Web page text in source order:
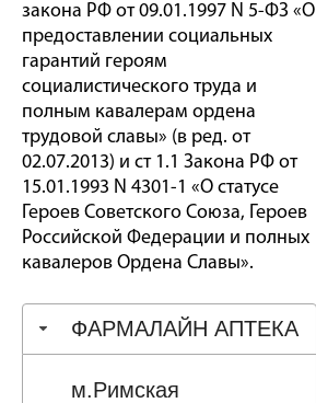
закона РФ от 09.01.1997 N 5-ФЗ «О
предоставлении социальных
гарантий героям
социалистического труда и
полным кавалерам ордена
трудовой славы» (в ред. от
02.07.2013) и ст 1.1 Закона РФ от
15.01.1993 N 4301-1 «О статусе
Героев Советского Союза, Героев
Российской Федерации и полных
кавалеров Ордена Славы».
ФАРМАЛАЙН АПТЕКА
м.Римская